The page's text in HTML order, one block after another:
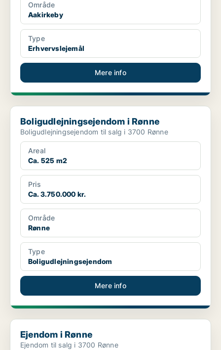
Område
Aakirkeby
Type
Erhvervslejemål
Mere info
Boligudlejningsejendom i Rønne
Boligudlejningsejendom i Rønne
Boligudlejningsejendom til salg i 3700 Rønne
Areal
Ca. 525 m2
Pris
Ca. 3.750.000 kr.
Område
Rønne
Type
Boligudlejningsejendom
Mere info
Ejendom i Rønne
Ejendom i Rønne
Ejendom til salg i 3700 Rønne